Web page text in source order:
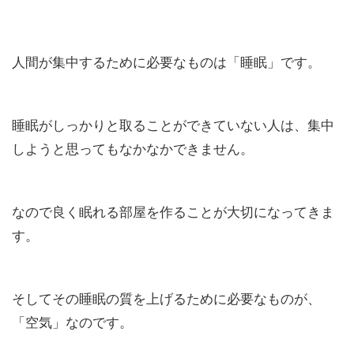
人間が集中するために必要なものは「 睡眠 」です。
睡眠がしっかりと取ることができていない人は、集中
しようと思ってもなかなかできません。
なので良く眠れる部屋を作ることが大切になってきま
す。
そしてその睡眠の質を上げるために必要なものが、
「 空気 」なのです。